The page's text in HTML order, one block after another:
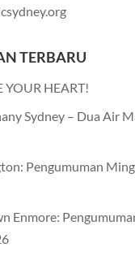
TERBARU
YOUR HEART!
Sydney – Dua Air
Pengumuman
Enmore: